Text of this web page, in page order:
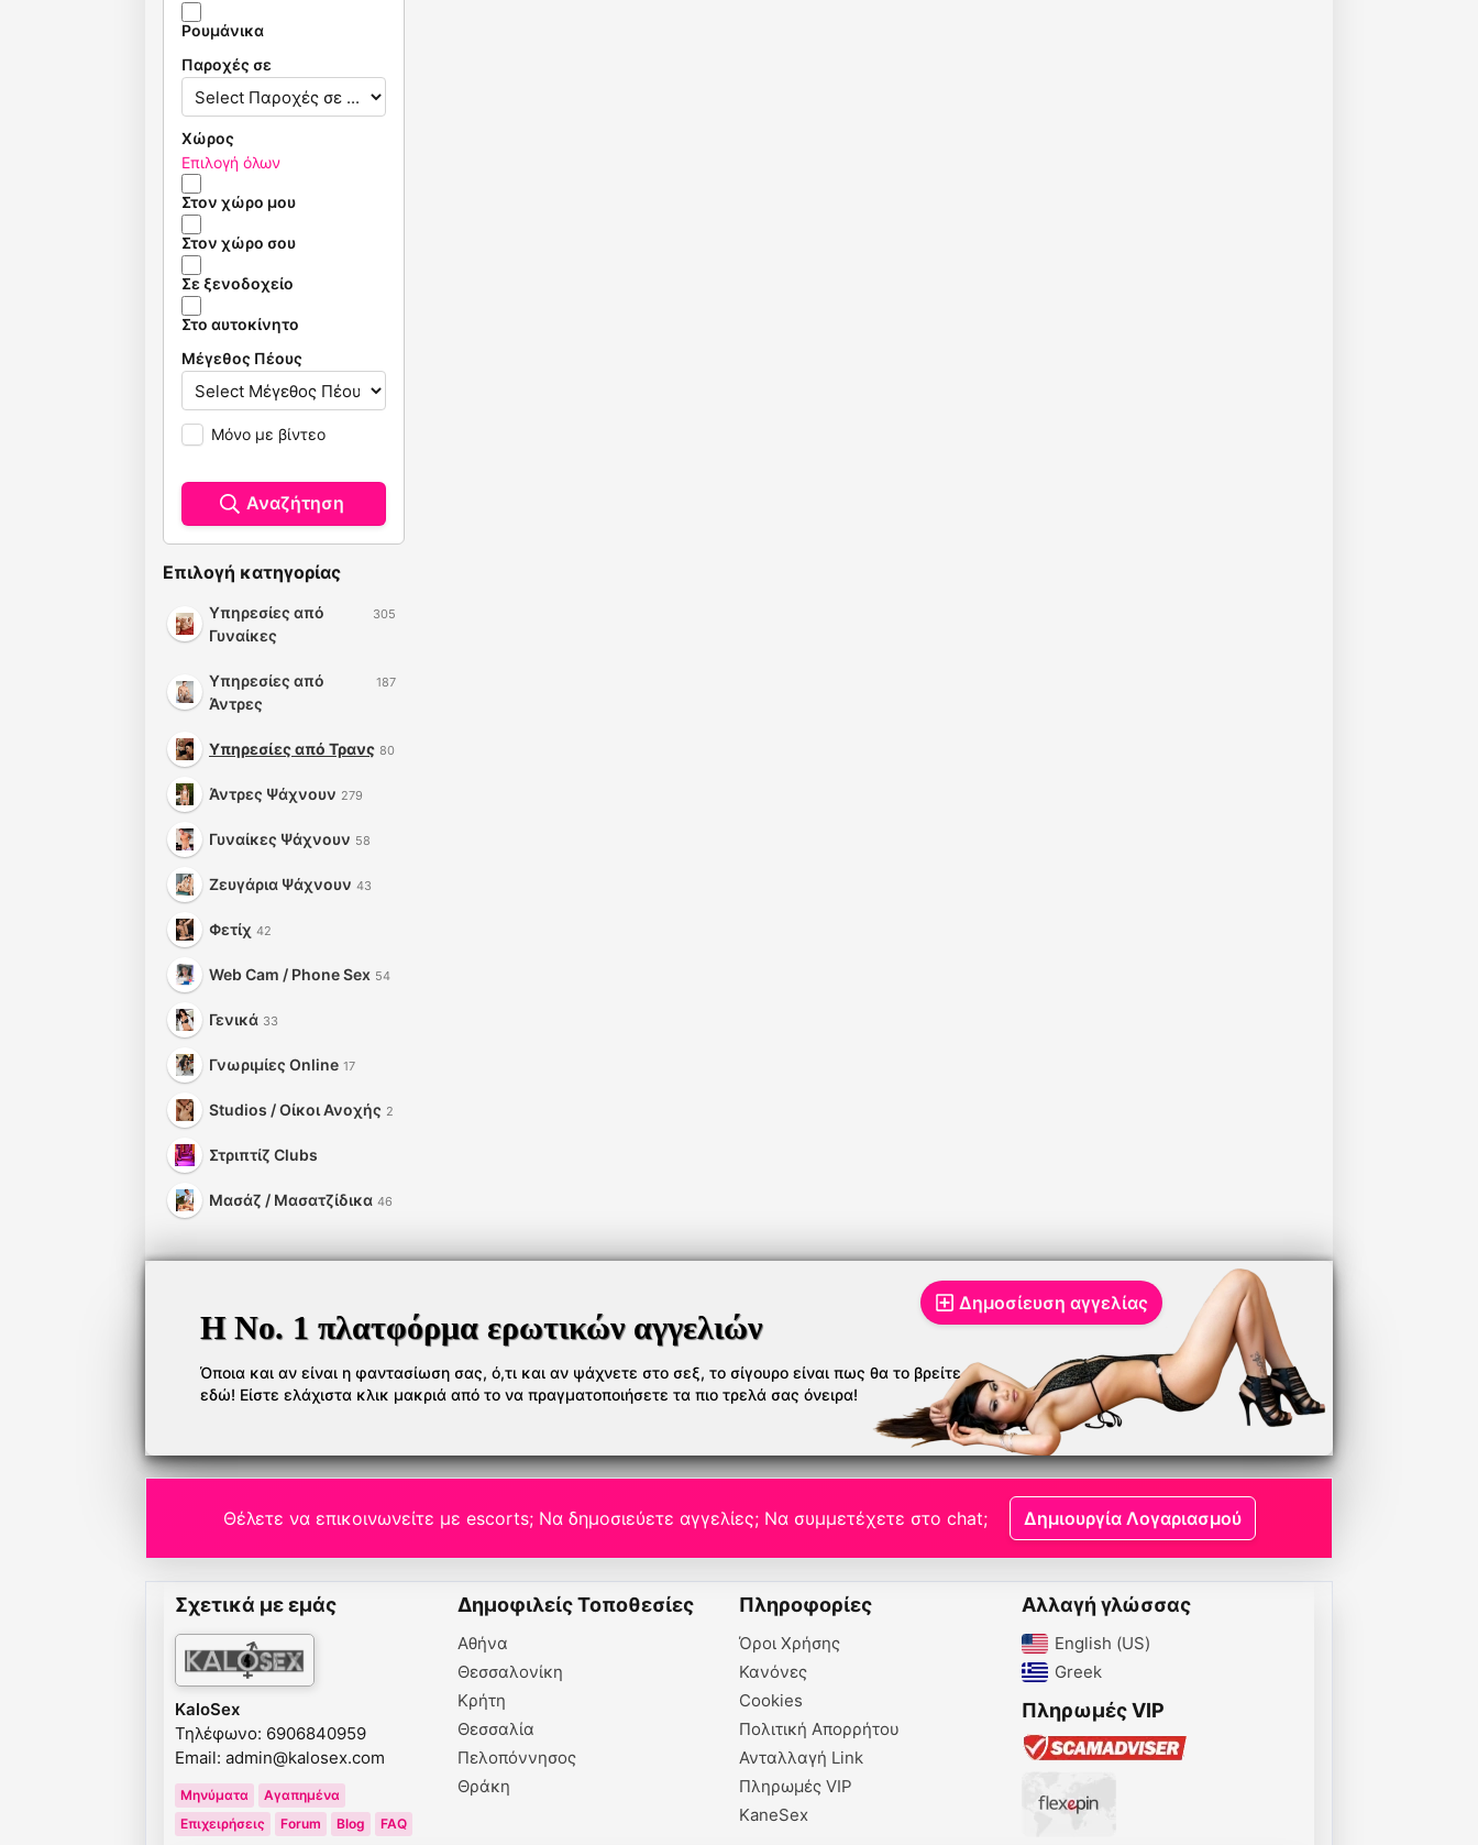
Ρουμάνικα
Παροχές σε
Χώρος
Επιλογή όλων
Στον χώρο μου
Στον χώρο σου
Σε ξενοδοχείο
Στο αυτοκίνητο
Μέγεθος Πέους
Μόνο με βίντεο
Αναζήτηση
Επιλογή κατηγορίας
Υπηρεσίες από
Γυναίκες
305
Υπηρεσίες από
Άντρες
187
Υπηρεσίες από Τρανς 80
Άντρες Ψάχνουν 279
Γυναίκες Ψάχνουν 58
Ζευγάρια Ψάχνουν 43
Φετίχ 42
Web Cam / Phone Sex 54
Γενικά 33
Γνωριμίες Online 17
Studios / Οίκοι Ανοχής 2
Στριπτίζ Clubs
Μασάζ / Μασατζίδικα 46
Η Νο. 1 πλατφόρμα ερωτικών αγγελιών
Όποια και αν είναι η φαντασίωση σας, ό,τι και αν ψάχνετε στο σεξ, το σίγουρο είναι πως θα το βρείτε
εδώ! Είστε ελάχιστα κλικ μακριά από το να πραγματοποιήσετε τα πιο τρελά σας όνειρα!
Δημοσίευση αγγελίας
Θέλετε να επικοινωνείτε με escorts; Να δημοσιεύετε αγγελίες; Να συμμετέχετε στο chat; Δημιουργία Λογαριασμού
Σχετικά με εμάς
KaloSex
Τηλέφωνο: 6906840959
Email: admin@kalosex.com
Μηνύματα
Αγαπημένα
Επιχειρήσεις
Forum Blog FAQ
Δημοφιλείς Τοποθεσίες
Αθήνα
Θεσσαλονίκη
Κρήτη
Θεσσαλία
Πελοπόννησος
Θράκη
Πληροφορίες
Όροι Χρήσης
Κανόνες
Cookies
Πολιτική Απορρήτου
Ανταλλαγή Link
Πληρωμές VIP
KaneSex
Αλλαγή γλώσσας
English (US)‎
Greek‎
Πληρωμές VIP